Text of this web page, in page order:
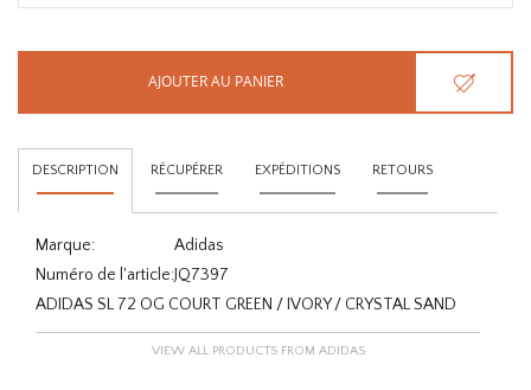
AJOUTER AU PANIER
DESCRIPTION RÉCUPÉRER EXPÉDITIONS RETOURS
Marque:
Adidas
Numéro de l'article:JQ7397
ADIDAS SL 72 OG COURT GREEN / IVORY / CRYSTAL SAND
VIEW ALL PRODUCTS FROM ADIDAS